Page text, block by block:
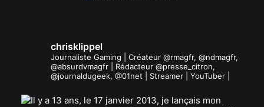
chrisklippel
Journaliste Gaming | Créateur @rmagfr, @ndmagfr,
@absurdvmagfr | Rédacteur @presse_citron,
@journaldugeek, @01net | Streamer | YouTuber |